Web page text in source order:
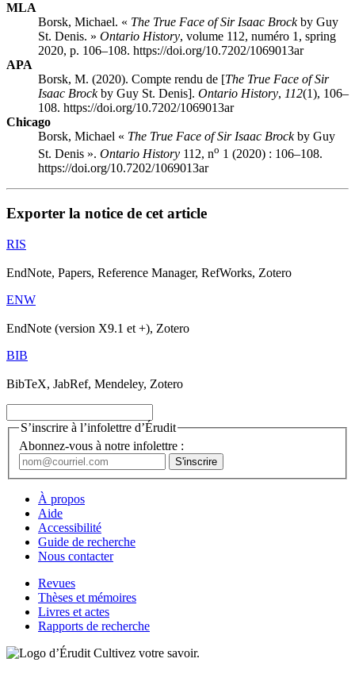
MLA
Borsk, Michael. « The True Face of Sir Isaac Brockby Guy
St. Denis. » Ontario History, volume 112, numéro 1, spring
2020, p. 106–108. https://doi.org/10.7202/1069013ar
APA
Borsk, M. (2020). Compte rendu de [The True Face of Sir
Isaac Brockby Guy St. Denis]. Ontario History, 112(1), 106–
108. https://doi.org/10.7202/1069013ar
Chicago
Borsk, Michael « The True Face of Sir Isaac Brockby Guy
St. Denis ». Ontario History 112, no 1 (2020) : 106–108.
https://doi.org/10.7202/1069013ar
Exporter la notice de cet article
RIS
EndNote, Papers, Reference Manager, RefWorks, Zotero
ENW
EndNote (version X9.1 et +), Zotero
BIB
BibTeX, JabRef, Mendeley, Zotero
S’inscrire à l’infolettre d’Érudit
Abonnez-vous à notre infolettre :
À propos
Aide
Accessibilité
Guide de recherche
Nous contacter
Revues
Thèses et mémoires
Livres et actes
Rapports de recherche
Cultivez votre savoir.